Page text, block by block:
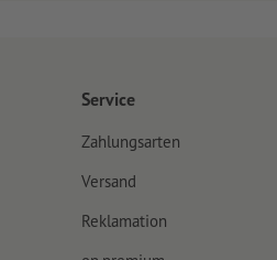
Service
Zahlungsarten
Versand
Reklamation